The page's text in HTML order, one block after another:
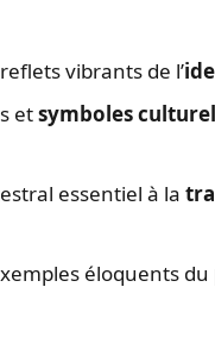
vibrants de l’
etsymboles
essentiel à la
éloquents du